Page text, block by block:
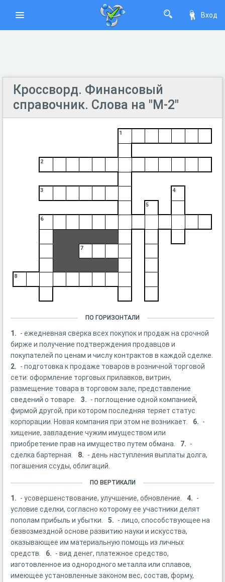
Вход
Кроссворд. Финансовый
справочник. Слова на "М-2"
1
2
3 4
5
6
7
8
ПО ГОРИЗОНТАЛИ
1. - ежедневная сверка всех покупок и продаж на срочной
бирже и получение подтверждения продавцов и
покупателей по ценам и числу контрактов в каждой сделке.
2. - подготовка к продаже товаров в розничной торговой
сети: оформление торговых прилавков, витрин,
размещение товара в торговом зале, представление
сведений о товаре.
3. - поглощение одной компанией,
фирмой другой, при котором последняя теряет статус
корпорации. Новая компания при этом не возникает.
6. -
хищение, завладение чужим имуществом или
приобретение прав на имущество путем обмана.
7. -
сделка бартерная.
8. - день наступления выплаты долга,
погашения ссуды, облигаций.
ПО ВЕРТИКАЛИ
1. - усовершенствование, улучшение, обновление. 4. -
условие сделки, согласно которому ее участники делят
пополам прибыль и убытки.
5. - лицо, способствующее на
безвозмездной основе развитию науки и искусства,
оказывающее им материальную помощь из личных
средств.
6. - вид денег, платежное средство,
изготовленное из однородного металла или сплавов,
имеющее установленные законом вес, состав, форму,